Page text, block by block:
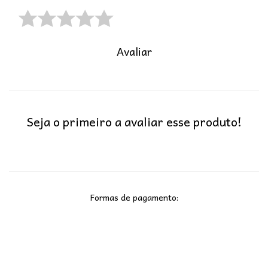
Avaliar
Seja o primeiro a avaliar esse produto!
Formas de pagamento: